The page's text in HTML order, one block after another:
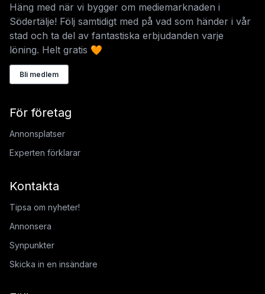
Häng med när vi bygger om mediemarknaden i
Södertälje! Följ samtidigt med på vad som händer i vår
stad och ta del av fantastiska erbjudanden varje
löning. Helt gratis 🧡
Bli medlem
För företag
Annonsplatser
Experten förklarar
Kontakta
Tipsa om nyheter!
Annonsera
Synpunkter
Skicka in en insändare